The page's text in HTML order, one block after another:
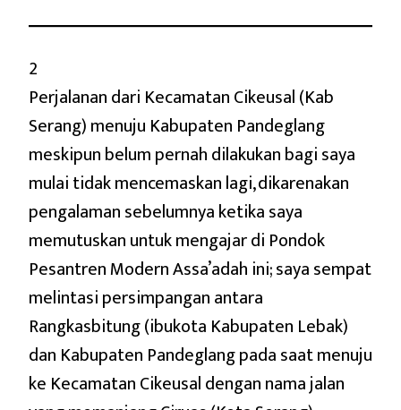
2
Perjalanan dari Kecamatan Cikeusal (Kab
Serang) menuju Kabupaten Pandeglang
meskipun belum pernah dilakukan bagi saya
mulai tidak mencemaskan lagi, dikarenakan
pengalaman sebelumnya ketika saya
memutuskan untuk mengajar di Pondok
Pesantren Modern Assa’adah ini; saya sempat
melintasi persimpangan antara
Rangkasbitung (ibukota Kabupaten Lebak)
dan Kabupaten Pandeglang pada saat menuju
ke Kecamatan Cikeusal dengan nama jalan